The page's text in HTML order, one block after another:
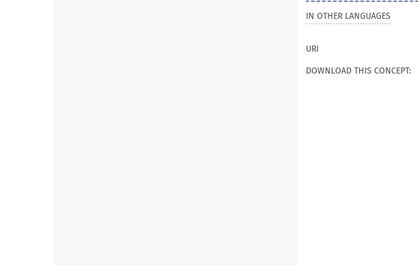
IN OTHER LANGUAGES
URI
DOWNLOAD THIS CONCEPT: